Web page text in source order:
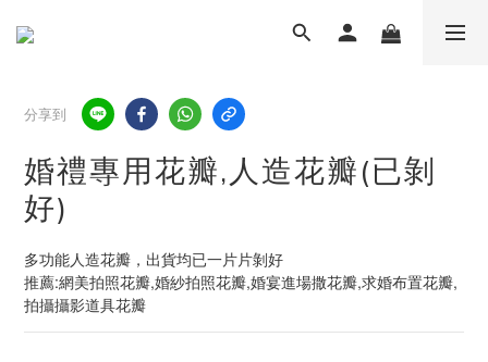
分享到
婚禮專用花瓣,人造花瓣(已剝
好)
多功能人造花瓣，出貨均已一片片剝好
推薦:網美拍照花瓣,婚紗拍照花瓣,婚宴進場撒花瓣,求婚布置花瓣,
拍攝攝影道具花瓣